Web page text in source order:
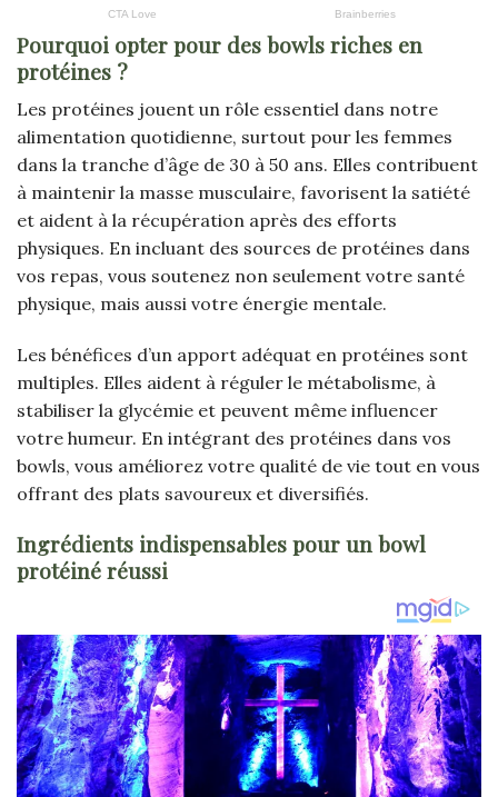
Pourquoi opter pour des bowls riches en
protéines ?
Les protéines jouent un rôle essentiel dans notre
alimentation quotidienne, surtout pour les femmes
dans la tranche d’âge de 30 à 50 ans. Elles contribuent
à maintenir la masse musculaire, favorisent la satiété
et aident à la récupération après des efforts
physiques. En incluant des sources de protéines dans
vos repas, vous soutenez non seulement votre santé
physique, mais aussi votre énergie mentale.
Les bénéfices d’un apport adéquat en protéines sont
multiples. Elles aident à réguler le métabolisme, à
stabiliser la glycémie et peuvent même influencer
votre humeur. En intégrant des protéines dans vos
bowls, vous améliorez votre qualité de vie tout en vous
offrant des plats savoureux et diversifiés.
Ingrédients indispensables pour un bowl
protéiné réussi